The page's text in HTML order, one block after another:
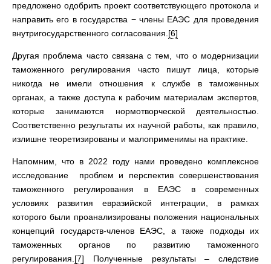
предложено одобрить проект соответствующего протокола и
направить его в государства − члены ЕАЭС для проведения
внутригосударственного согласования. [6]
Другая проблема часто связана с тем, что о модернизации
таможенного регулирования часто пишут лица, которые
никогда не имели отношения к службе в таможенных
органах, а также доступа к рабочим материалам экспертов,
которые занимаются нормотворческой деятельностью.
Соответственно результаты их научной работы, как правило,
излишне теоретизированы и малоприменимы на практике.
Напомним, что в 2022 году нами проведено комплексное
исследование проблем и перспектив совершенствования
таможенного регулирования в ЕАЭС в современных
условиях развития евразийской интеграции, в рамках
которого были проанализированы положения национальных
концепций государств-членов ЕАЭС, а также подходы их
таможенных органов по развитию таможенного
регулирования. [7] Полученные результаты – следствие